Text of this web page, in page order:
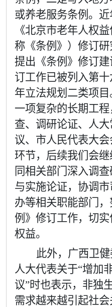
或养老服务条例。
《北京市老年人权
称《条例》）修订研
提出《条例》修订
订工作已被列入第
年立法规划二类项
一项复杂的长期工
查、调研论证、人
议、市人民代表大
环节，后续我们会
同相关部门深入调
与实施论证，协调
办等相关职能部门
例》修订工作，切
权益。
此外，广西卫
人大代表关于“增加
议”时也表示，非独
需求越来越引起社